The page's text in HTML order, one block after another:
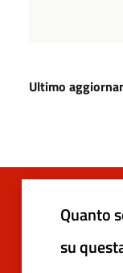
Ultimo
Quanto
su